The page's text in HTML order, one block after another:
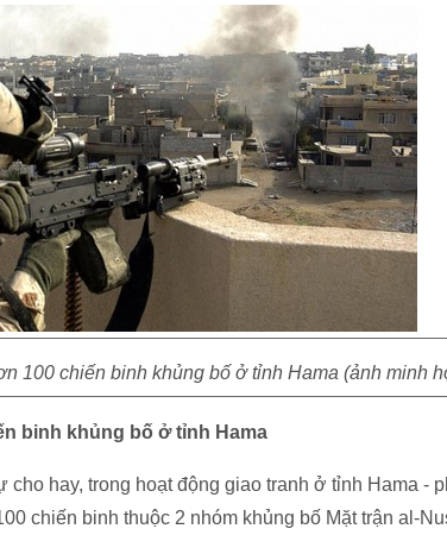
100 chiến binh khủng bố ở tỉnh Hama (ảnh minh
binh khủng bố ở tỉnh Hama
cho hay, trong hoạt động giao tranh ở tỉnh Hama -
chiến binh thuộc 2 nhóm khủng bố Mặt trận al-